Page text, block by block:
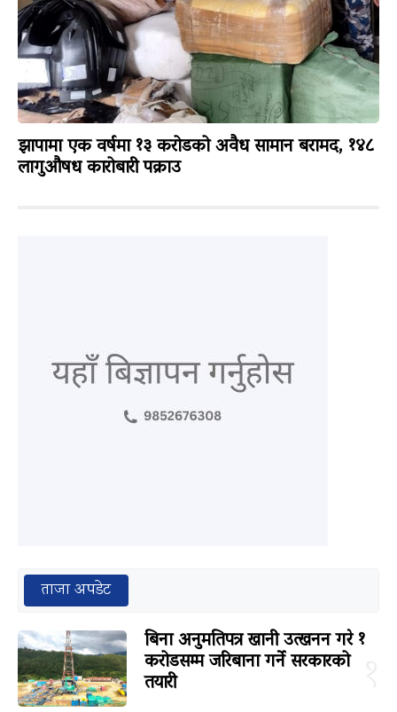
झापामा एक वर्षमा १३ करोडको अवैध सामान बरामद, १४८
लागुऔषध कारोबारी पक्राउ
ताजा अपडेट
बिना अनुमतिपत्र खानी उत्खनन गरे १
करोडसम्म जरिबाना गर्ने सरकारको
तयारी